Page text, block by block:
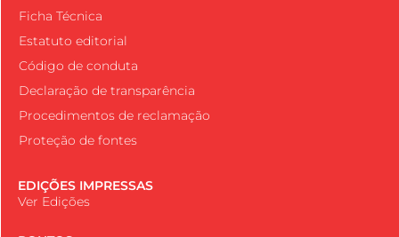
Ficha Técnica
Estatuto editorial
Código de conduta
Declaração de transparência
Procedimentos de reclamação
Proteção de fontes
EDIÇÕES IMPRESSAS
Ver Edições